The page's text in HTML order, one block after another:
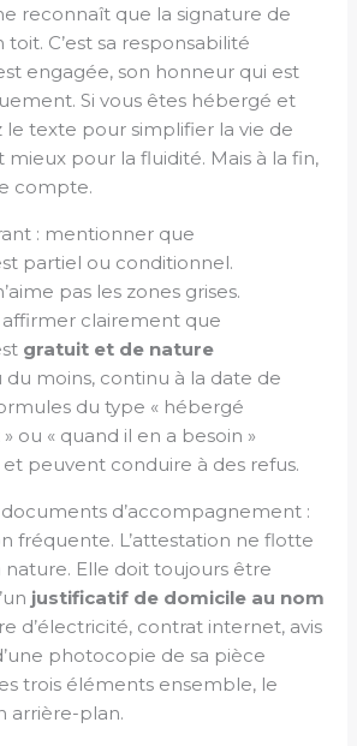
reconnaît que la signature de
C’est sa responsabilité
engagée, son honneur qui est
Si vous êtes hébergé et
le texte pour simplifier la vie de
pour la fluidité. Mais à la fin,
compte.
: mentionner que
partiel ou conditionnel.
pas les zones grises.
affirmer clairement que
gratuit et de nature
du moins, continu à la date de
du type « hébergé
ou « quand il en a besoin »
peuvent conduire à des refus.
d’accompagnement :
fréquente. L’attestation ne flotte
nature. Elle doit toujours être
justificatif de domicile au nom
d’électricité, contrat internet, avis
photocopie de sa pièce
trois éléments ensemble, le
arrière-plan.